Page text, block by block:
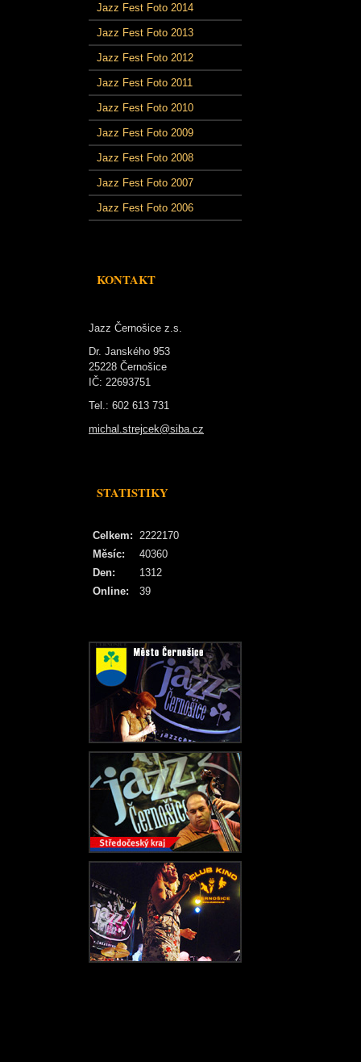
Jazz Fest Foto 2014
Jazz Fest Foto 2013
Jazz Fest Foto 2012
Jazz Fest Foto 2011
Jazz Fest Foto 2010
Jazz Fest Foto 2009
Jazz Fest Foto 2008
Jazz Fest Foto 2007
Jazz Fest Foto 2006
KONTAKT
Jazz Černošice z.s.
Dr. Janského 953
25228 Černošice
IČ: 22693751
Tel.: 602 613 731
michal.strejcek@siba.cz
STATISTIKY
Online: 39
Celkem: 2222170
Měsíc:
40360
Den:
1312